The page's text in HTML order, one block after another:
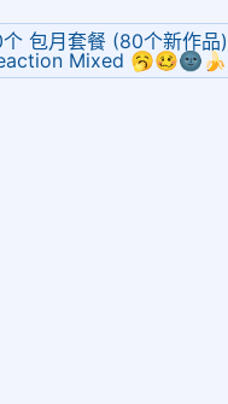
包月套餐 (80个新作
Mixed